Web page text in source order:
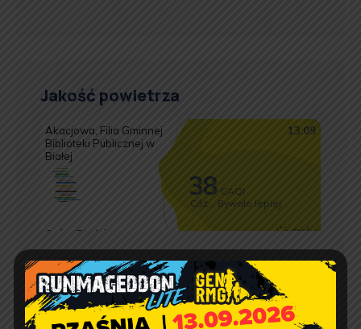
Jakość powietrza